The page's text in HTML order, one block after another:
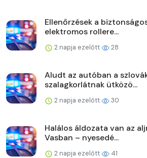
Ellenőrzések a
elektromos rollere...
2 napja ezelőtt 28
Aludt az autóban a
szalagkorlátnak ütközö...
2 napja ezelőtt 30
Halálos áldozata van az
Vasban – nyesedé...
2 napja ezelőtt 41